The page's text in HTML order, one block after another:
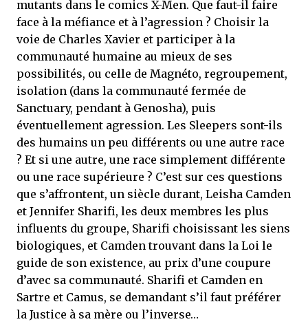
mutants dans le comics X-Men. Que faut-il faire
face à la méfiance et à l’agression ? Choisir la
voie de Charles Xavier et participer à la
communauté humaine au mieux de ses
possibilités, ou celle de Magnéto, regroupement,
isolation (dans la communauté fermée de
Sanctuary, pendant à Genosha), puis
éventuellement agression. Les Sleepers sont-ils
des humains un peu différents ou une autre race
? Et si une autre, une race simplement différente
ou une race supérieure ? C’est sur ces questions
que s’affrontent, un siècle durant, Leisha Camden
et Jennifer Sharifi, les deux membres les plus
influents du groupe, Sharifi choisissant les siens
biologiques, et Camden trouvant dans la Loi le
guide de son existence, au prix d’une coupure
d’avec sa communauté. Sharifi et Camden en
Sartre et Camus, se demandant s’il faut préférer
la Justice à sa mère ou l’inverse…